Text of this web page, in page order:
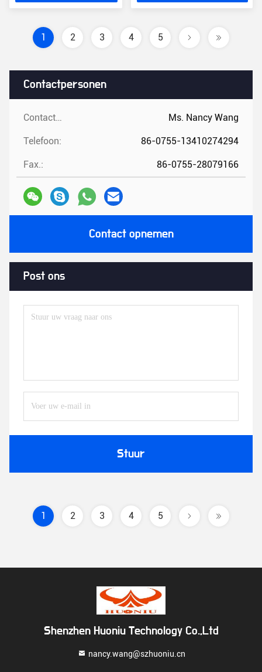
Contactpersonen
Contactpersonen: Ms. Nancy Wang
Telefoon: 86-0755-13410274294
Fax.: 86-0755-28079166
Contact opnemen
Post ons
Stuur
1 2 3 4 5
1 2 3 4 5
Shenzhen Huoniu Technology Co.,Ltd
nancy.wang@szhuoniu.cn